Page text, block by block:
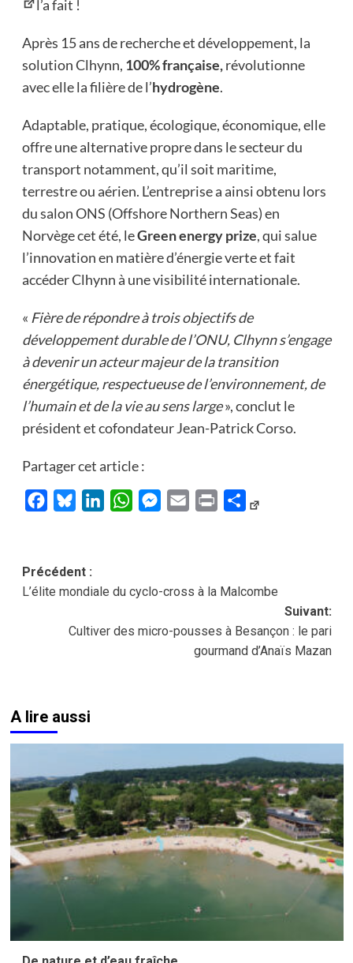
l’a fait !
Après 15 ans de recherche et développement, la
solution Clhynn, 100% française,révolutionne
avec elle la filière de l’hydrogène.
Adaptable, pratique, écologique, économique, elle
offre une alternative propre dans le secteur du
transport notamment, qu’il soit maritime,
terrestre ou aérien. L’entreprise a ainsi obtenu lors
du salon ONS (Offshore Northern Seas) en
Norvège cet été, leGreen energy prize, qui salue
l’innovation en matière d’énergie verte et fait
accéder Clhynn à une visibilité internationale.
« Fière de répondre à trois objectifs de
développement durable de l’ONU, Clhynn s’engage
à devenir un acteur majeur de la transition
énergétique, respectueuse de l’environnement, de
l’humain et de la vie au sens large», conclut le
président et cofondateur Jean-Patrick Corso.
Partager cet article :
FacebookBlueskyLinkedInWhatsAppMessenger
Email Print Partager
Navigation
d’article
Précédent :
L’élite mondiale du cyclo-cross à la Malcombe
Suivant:
Cultiver des micro-pousses à Besançon : le pari
gourmand d’Anaïs Mazan
A lire aussi